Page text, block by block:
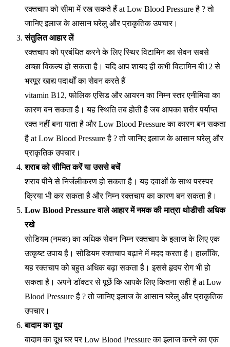
रक्तचाप को सीमा में रख सकते हैं at Low Blood Pressure है ? तो
जानिए इलाज के आसान घरेलु और प्राकृतिक उपचार।
संतुलित आहार लें
रक्तचाप को प्रबंधित करने के लिए स्थिर विटामिन का सेवन सबसे
अच्छा विकल्प हो सकता है। यदि आप शायद ही कभी विटामिन बी12 से
भरपूर खाद्य पदार्थों का सेवन करते हैं
vitamin B12, फोलिक एसिड और आयरन का निम्न स्तर एनीमिया का
कारण बन सकता है। यह स्थिति तब होती है जब आपका शरीर पर्याप्त
रक्त नहीं बना पाता है और Low Blood Pressure का कारण बन सकता
है at Low Blood Pressure है ? तो जानिए इलाज के आसान घरेलु और
प्राकृतिक उपचार।
शराब को सीमित करें या उससे बचें
शराब पीने से निर्जलीकरण हो सकता है। यह दवाओं के साथ परस्पर
क्रिया भी कर सकता है और निम्न रक्तचाप का कारण बन सकता है।
Low Blood Pressureवाले आहार में नमक की मात्रा थोडीसी अधिक
रखे
सोडियम (नमक) का अधिक सेवन निम्न रक्तचाप के इलाज के लिए एक
उत्कृष्ट उपाय है। सोडियम रक्तचाप बढ़ाने में मदद करता है। हालाँकि,
यह रक्तचाप को बहुत अधिक बढ़ा सकता है। इससे हृदय रोग भी हो
सकता है। अपने डॉक्टर से पूछें कि आपके लिए कितना सही है at Low
Blood Pressure है ? तो जानिए इलाज के आसान घरेलु और प्राकृतिक
उपचार।
बादाम का दूध
बादाम का दूध घर पर Low Blood Pressure का इलाज करने का एक